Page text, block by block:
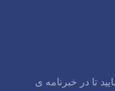
تا در خبرنامه ی